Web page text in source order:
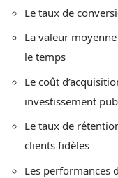
Le taux de
La valeur
le temps
Le coût
investissement
Le taux de
clients fidèles
Les performances